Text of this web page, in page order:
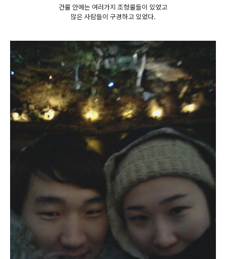
건물 안에는 여러가지 조형물들이 있었고
많은 사람들이 구경하고 있었다.